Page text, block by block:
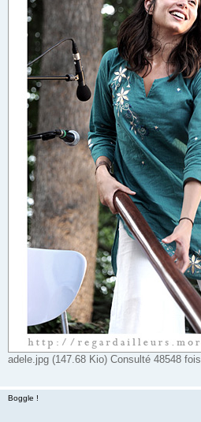
adele.jpg (147.68 Kio) Consulté 48548 fois
Boggle !